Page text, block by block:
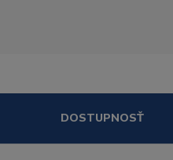
DOSTUPNOSŤ